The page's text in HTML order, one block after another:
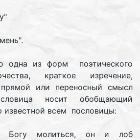
одна из форм поэтического
краткое изречение,
или переносный смысл
носит обобщающий
всем пословицы:
Богу молиться, он и лоб